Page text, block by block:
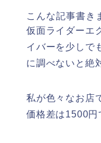
こんな記事書き
仮面ライダーエ
イバーを少しで
に調べないと絶
私が色々なお店
価格差は1500円